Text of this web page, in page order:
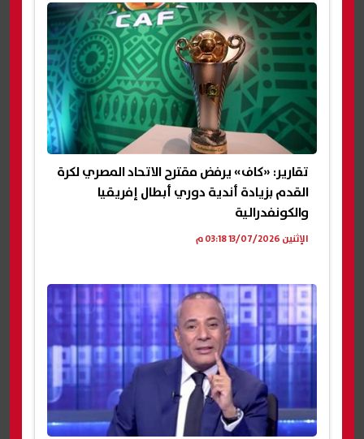
تقارير: «كاف» يرفض مقترح الاتحاد المصري لكرة
القدم بزيادة أندية دوري أبطال إفريقيا
والكونفدرالية
الإثنين 13/07/2026 03:18 م